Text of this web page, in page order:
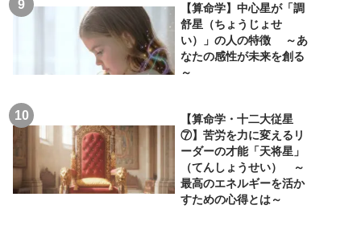
【算命学】中心星が「調
舒星（ちょうじょせ
い）」の人の特徴 ～あ
なたの感性が未来を創る
～
【算命学・十二大従星
⑦】苦労を力に変えるリ
ーダーの才能「天将星」
（てんしょうせい） ～
最高のエネルギーを活か
すための心得とは～